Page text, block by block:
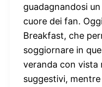
guadagnandosi
cuore dei fan.
Breakfast, che
soggiornare in
veranda con
suggestivi,